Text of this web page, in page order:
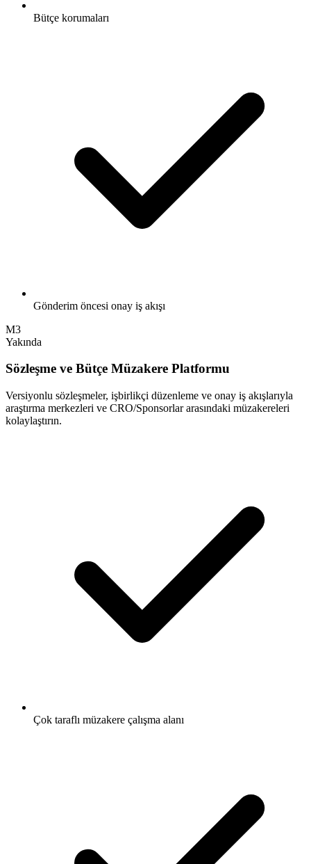
Bütçe korumaları
Gönderim öncesi onay iş akışı
M3
Yakında
Sözleşme ve Bütçe Müzakere Platformu
Versiyonlu sözleşmeler, işbirlikçi düzenleme ve onay iş akışlarıyla
araştırma merkezleri ve CRO/Sponsorlar arasındaki müzakereleri
kolaylaştırın.
Çok taraflı müzakere çalışma alanı